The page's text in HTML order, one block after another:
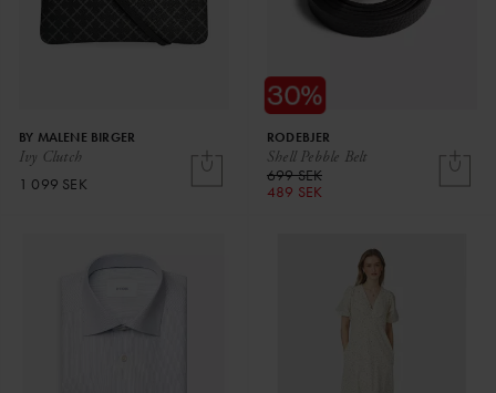
Ivy Clutch
BY MALENE BIRGER
1 099 SEK
Shell Pebble Belt
RODEBJER
699 SEK
489 SEK